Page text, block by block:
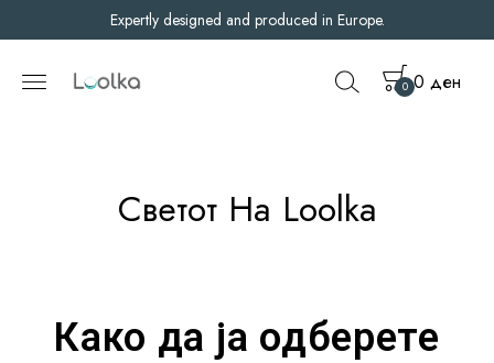
Expertly designed and produced in Europe.
0 ден
0
Светот На Loolka
Како да ја одберете